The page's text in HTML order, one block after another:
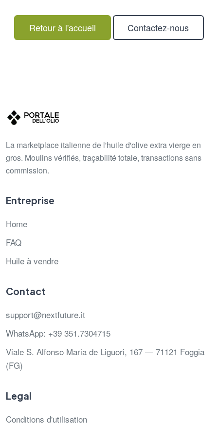
Retour à l'accueil Contactez-nous
La marketplace italienne de l'huile d'olive extra vierge en
gros. Moulins vérifiés, traçabilité totale, transactions sans
commission.
Entreprise
Home
FAQ
Huile à vendre
Contact
support@nextfuture.it
WhatsApp: +39 351.7304715
Viale S. Alfonso Maria de Liguori, 167 — 71121 Foggia
(FG)
Legal
Conditions d'utilisation